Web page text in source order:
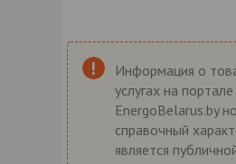
Информация о
услугах на портале
EnergoBelarus.by
справочный
является